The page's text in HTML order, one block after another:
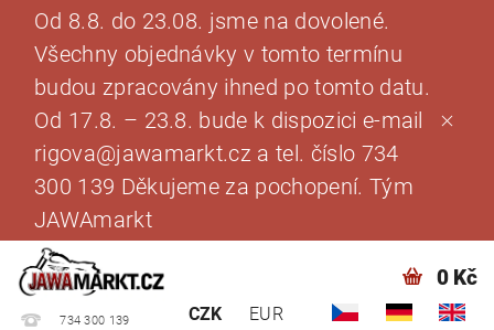
Od 8.8. do 23.08. jsme na dovolené.
Všechny objednávky v tomto termínu
budou zpracovány ihned po tomto datu.
Od 17.8. – 23.8. bude k dispozici e-mail
rigova@jawamarkt.cz a tel. číslo 734
300 139 Děkujeme za pochopení. Tým
JAWAmarkt
734 300 139 CZK EUR
0 Kč